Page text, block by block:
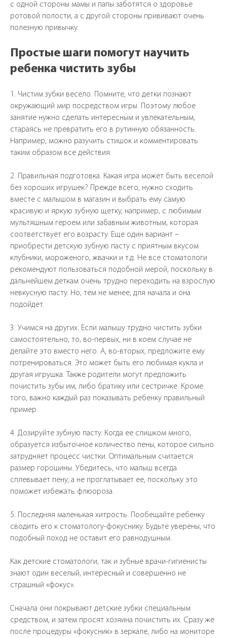
с одной стороны мамы и папы заботятся о здоровье
ротовой полости, а с другой стороны прививают очень
полезную привычку.
Простые шаги помогут научить
ребенка чистить зубы
1. Чистим зубки весело. Помните, что детки познают
окружающий мир посредством игры. Поэтому любое
занятие нужно сделать интересным и увлекательным,
стараясь не превратить его в рутинную обязанность.
Например, можно разучить стишок и комментировать
таким образом все действия.
2. Правильная подготовка. Какая игра может быть веселой
без хороших игрушек? Прежде всего, нужно сходить
вместе с малышом в магазин и выбрать ему самую
красивую и яркую зубную щетку, например, с любимым
мультяшным героем или забавным животным, которая
соответствует его возрасту. Еще один вариант –
приобрести детскую зубную пасту с приятным вкусом
клубники, мороженого, жвачки и т.д. Не все стоматологи
рекомендуют пользоваться подобной мерой, поскольку в
дальнейшем деткам очень трудно переходить на взрослую
невкусную пасту. Но, тем не менее, для начала и она
подойдет.
3. Учимся на других. Если малышу трудно чистить зубки
самостоятельно, то, во-первых, ни в коем случае не
делайте это вместо него. А, во-вторых, предложите ему
потренироваться. Это может быть его любимая кукла и
другая игрушка. Также родители могут предложить
почистить зубы им, либо братику или сестричке. Кроме
того, важно каждый раз показывать ребенку правильный
пример.
4. Дозируйте зубную пасту. Когда ее слишком много,
образуется избыточное количество пены, которое сильно
затрудняет процесс чистки. Оптимальным считается
размер горошины. Убедитесь, что малыш всегда
сплевывает пену, а не проглатывает ее, поскольку это
поможет избежать флюороза.
5. Последняя маленькая хитрость. Пообещайте ребенку
сводить его к стоматологу-фокуснику. Будьте уверены, что
подобный поход не оставит его равнодушным.
Как детские стоматологи, так и зубные врачи-гигиенисты
знают один веселый, интересный и совершенно не
страшный «фокус».
Сначала они покрывают детские зубки специальным
средством, и затем просят хозяина почистить их. Сразу же
после процедуры «фокусник» в зеркале, либо на мониторе